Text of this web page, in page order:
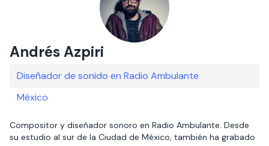
Andrés Azpiri
Diseñador de sonido en Radio Ambulante
México
Compositor y diseñador sonoro en Radio Ambulante. Desde
su estudio al sur de la Ciudad de México, también ha grabado